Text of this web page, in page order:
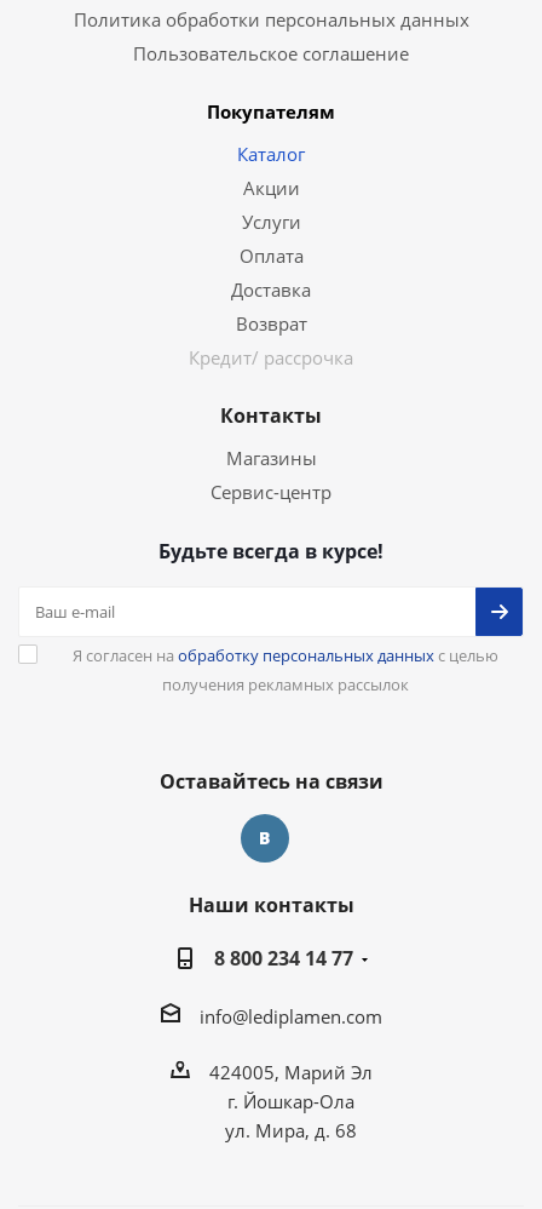
Политика обработки персональных данных
Пользовательское соглашение
Покупателям
Каталог
Акции
Услуги
Оплата
Доставка
Возврат
Кредит/ рассрочка
Контакты
Магазины
Сервис-центр
Будьте всегда в курсе!
Я согласен на обработку персональных данныхс целью
получения рекламных рассылок
Оставайтесь на связи
Наши контакты
8 800 234 14 77
info@lediplamen.com
424005, Марий Эл
г. Йошкар-Ола
ул. Мира, д. 68